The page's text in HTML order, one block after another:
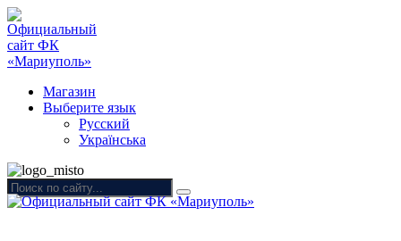
Магазин
Выберите язык
Русский
Українська